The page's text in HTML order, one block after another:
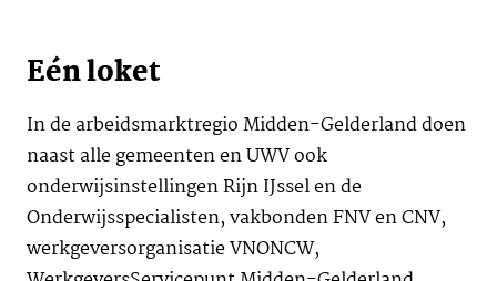
Eén loket
In de arbeidsmarktregio Midden-Gelderland doen
naast alle gemeenten en UWV ook
onderwijsinstellingen Rijn IJssel en de
Onderwijsspecialisten, vakbonden FNV en CNV,
werkgeversorganisatie VNONCW,